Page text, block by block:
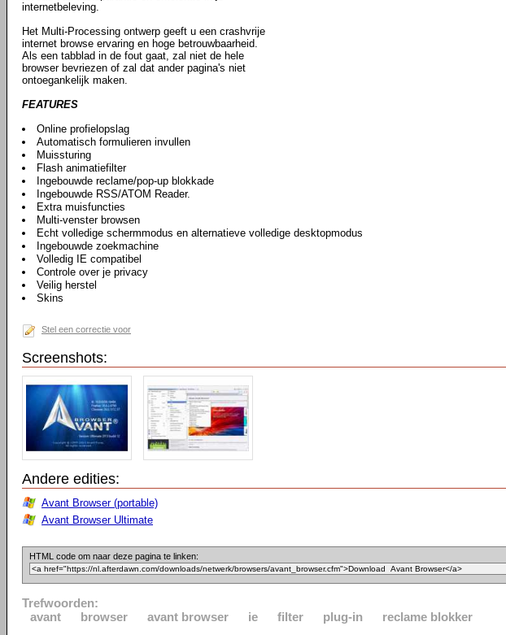
internetbeleving.
Het Multi-Processing ontwerp geeft u een crashvrije
internet browse ervaring en hoge betrouwbaarheid.
Als een tabblad in de fout gaat, zal niet de hele
browser bevriezen of zal dat ander pagina's niet
ontoegankelijk maken.
FEATURES
Online profielopslag
Automatisch formulieren invullen
Muissturing
Flash animatiefilter
Ingebouwde reclame/pop-up blokkade
Ingebouwde RSS/ATOM Reader.
Extra muisfuncties
Multi-venster browsen
Echt volledige schermmodus en alternatieve volledige desktopmodus
Ingebouwde zoekmachine
Volledig IE compatibel
Controle over je privacy
Veilig herstel
Skins
Stel een correctie voor
Screenshots:
Andere edities:
Avant Browser (portable)
Avant Browser Ultimate
HTML code om naar deze pagina te linken:
Trefwoorden:
avant
browser avant browser ie filter plug-in reclame blokker